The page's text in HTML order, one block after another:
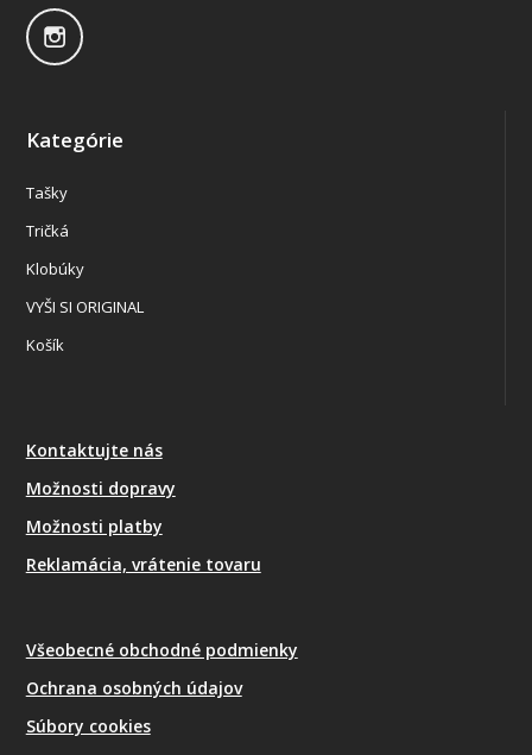
Kategórie
Tašky
Tričká
Klobúky
VYŠI SI ORIGINAL
Košík
Kontaktujte nás
Možnosti dopravy
Možnosti platby
Reklamácia, vrátenie tovaru
Všeobecné obchodné podmienky
Ochrana osobných údajov
Súbory cookies